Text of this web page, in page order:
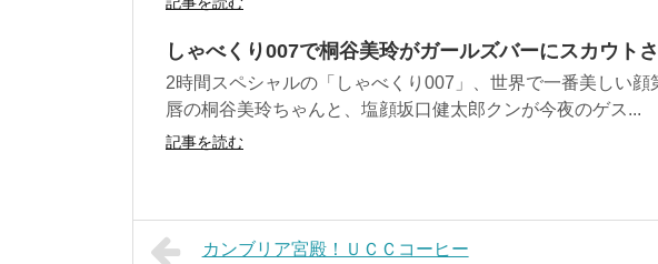
しゃべくり007で桐谷美玲がガールズバーにスカウト
2時間スペシャルの「しゃべくり007」、世界で一番美しい
唇の桐谷美玲ちゃんと、塩顔坂口健太郎クンが今夜のゲス...
記事を読む
カンブリア宮殿！ＵＣＣコーヒー